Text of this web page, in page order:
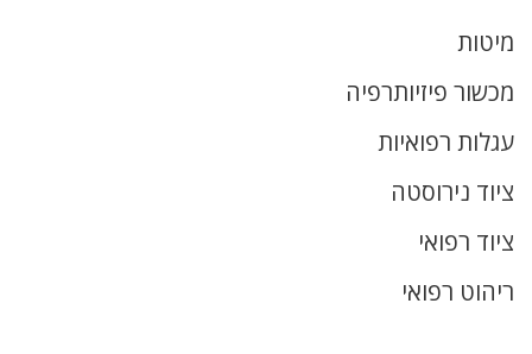
מיטות
מכשור פיזיותרפיה
עגלות רפואיות
ציוד נירוסטה
ציוד רפואי
ריהוט רפואי